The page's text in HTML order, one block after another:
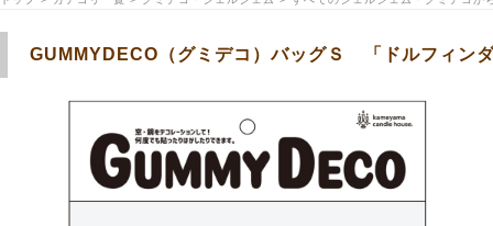
GUMMYDECO（グミデコ）バッグＳ 「ドルフィン